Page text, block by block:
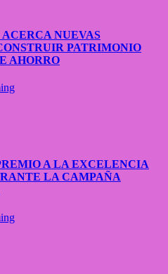
NUEVAS
PATRIMONIO
AHORRO
A LA EXCELENCIA
LA CAMPAÑA